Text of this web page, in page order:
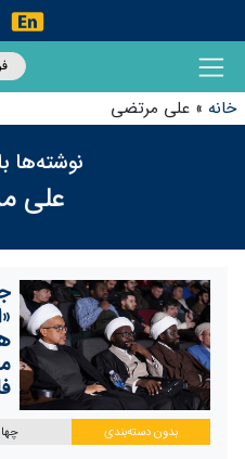
خانه » علی مرتضی
نوشته‌ها
علی
بدون دسته‌بندی چهارشنبه